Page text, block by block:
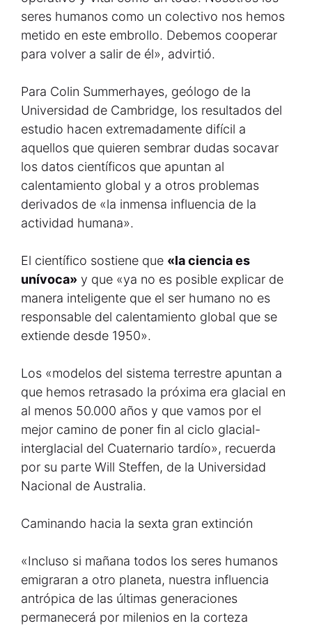
seres humanos como un colectivo nos hemos
metido en este embrollo. Debemos cooperar
para volver a salir de él», advirtió.
Para Colin Summerhayes, geólogo de la
Universidad de Cambridge, los resultados del
estudio hacen extremadamente difícil a
aquellos que quieren sembrar dudas socavar
los datos científicos que apuntan al
calentamiento global y a otros problemas
derivados de «la inmensa influencia de la
actividad humana».
El científico sostiene que «la ciencia es
unívoca» y que «ya no es posible explicar de
manera inteligente que el ser humano no es
responsable del calentamiento global que se
extiende desde 1950».
Los «modelos del sistema terrestre apuntan a
que hemos retrasado la próxima era glacial en
al menos 50.000 años y que vamos por el
mejor camino de poner fin al ciclo glacial-
interglacial del Cuaternario tardío», recuerda
por su parte Will Steffen, de la Universidad
Nacional de Australia.
Caminando hacia la sexta gran extinción
«Incluso si mañana todos los seres humanos
emigraran a otro planeta, nuestra influencia
antrópica de las últimas generaciones
permanecerá por milenios en la corteza